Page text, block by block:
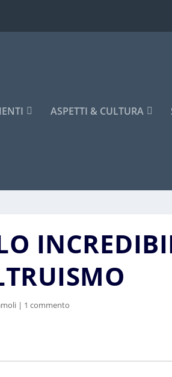
ASPETTI & CULTURA
| 1 commento